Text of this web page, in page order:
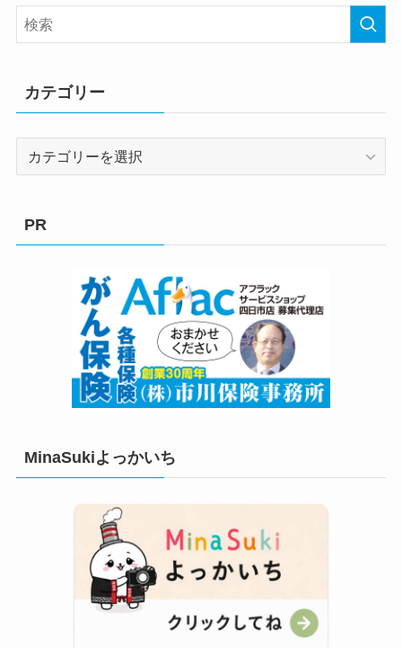
カテゴリー
PR
MinaSukiよっかいち